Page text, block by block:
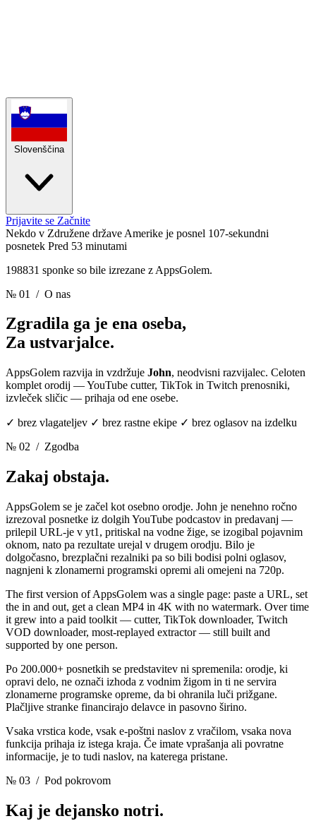
Slovenščina
Prijavite se Začnite
Nekdo v Združene države Amerike je posnel 107-sekundni
posnetek Pred 53 minutami
198831 sponke so bile izrezane z AppsGolem.
№ 01
/ O nas
Zgradila ga je ena oseba,
Za ustvarjalce.
AppsGolem razvija in vzdržuje John, neodvisni razvijalec. Celoten
komplet orodij — YouTube cutter, TikTok in Twitch prenosniki,
izvleček sličic — prihaja od ene osebe.
✓ brez vlagateljev ✓ brez rastne ekipe ✓ brez oglasov na izdelku
№ 02 / Zgodba
Zakaj obstaja.
AppsGolem se je začel kot osebno orodje. John je nenehno ročno
izrezoval posnetke iz dolgih YouTube podcastov in predavanj —
prilepil URL-je v yt1, pritiskal na vodne žige, se izogibal pojavnim
oknom, nato pa rezultate urejal v drugem orodju. Bilo je
dolgočasno, brezplačni rezalniki pa so bili bodisi polni oglasov,
nagnjeni k zlonamerni programski opremi ali omejeni na 720p.
The first version of AppsGolem was a single page: paste a URL, set
the in and out, get a clean MP4 in 4K with no watermark. Over time
it grew into a paid toolkit — cutter, TikTok downloader, Twitch
VOD downloader, most-replayed extractor — still built and
supported by one person.
Po 200.000+ posnetkih se predstavitev ni spremenila: orodje, ki
opravi delo, ne označi izhoda z vodnim žigom in ti ne servira
zlonamerne programske opreme, da bi ohranila luči prižgane.
Plačljive stranke financirajo delavce in pasovno širino.
Vsaka vrstica kode, vsak e-poštni naslov z vračilom, vsaka nova
funkcija prihaja iz istega kraja. Če imate vprašanja ali povratne
informacije, je to tudi naslov, na katerega pristane.
№ 03 / Pod pokrovom
Kaj je dejansko notri.